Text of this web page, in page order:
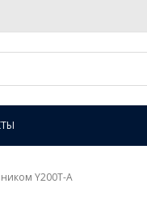
Y200T-A